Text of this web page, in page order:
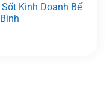
Kinh Doanh Bể